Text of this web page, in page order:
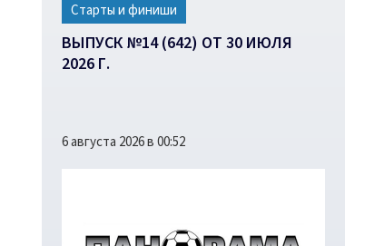
Старты и финиши
ВЫПУСК №14 (642) ОТ 30 ИЮЛЯ
2026 Г.
6 августа 2026 в 00:52